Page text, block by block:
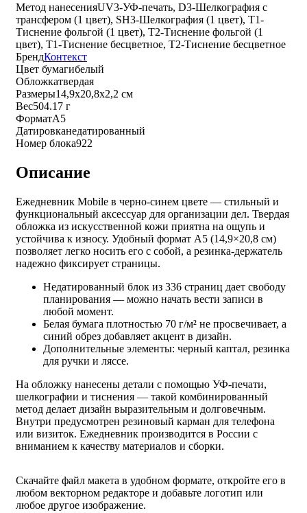
Метод нанесенияUV3-УФ-печать, D3-Шелкография с
трансфером (1 цвет), SH3-Шелкография (1 цвет), T1-
Тиснение фольгой (1 цвет), T2-Тиснение фольгой (1
цвет), T1-Тиснение бесцветное, T2-Тиснение бесцветное
БрендКонтекст
Цвет бумагибелый
Обложкатвердая
Размеры14,9х20,8х2,2 см
Вес504.17 г
ФорматА5
Датировканедатированный
Номер блока922
Описание
Ежедневник Mobile в черно-синем цвете — стильный и
функциональный аксессуар для организации дел. Твердая
обложка из искусственной кожи приятна на ощупь и
устойчива к износу. Удобный формат А5 (14,9×20,8 см)
позволяет легко носить его с собой, а резинка-держатель
надежно фиксирует страницы.
Недатированный блок из 336 страниц дает свободу
планирования — можно начать вести записи в
любой момент.
Белая бумага плотностью 70 г/м² не просвечивает, а
синий обрез добавляет акцент в дизайн.
Дополнительные элементы: черный каптал, резинка
для ручки и ляссе.
На обложку нанесены детали с помощью УФ-печати,
шелкографии и тиснения — такой комбинированный
метод делает дизайн выразительным и долговечным.
Внутри предусмотрен резиновый карман для телефона
или визиток. Ежедневник производится в России с
вниманием к качеству материалов и сборки.
Скачайте файл макета в удобном формате, откройте его в
любом векторном редакторе и добавьте логотип или
любое другое изображение.